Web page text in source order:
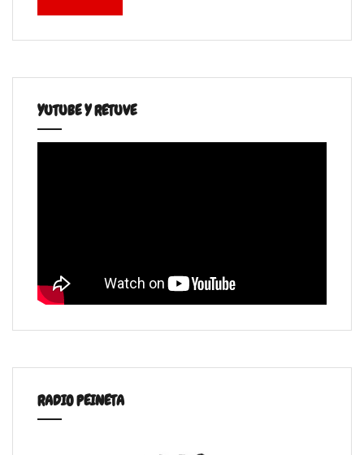
YUTUBE Y RETUVE
RADIO PEINETA